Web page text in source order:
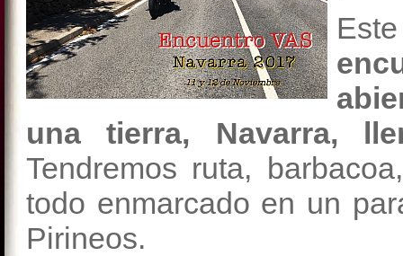
una tierra, Navarra,
Tendremos ruta,
todo enmarcado en un
Pirineos.